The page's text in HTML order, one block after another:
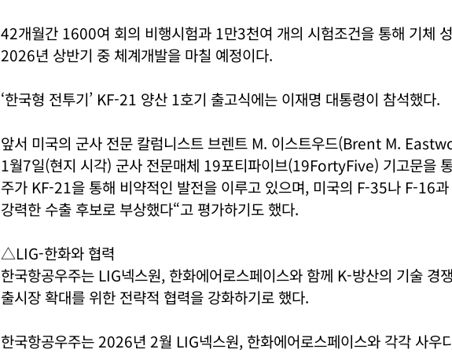
42개월간 1600여 회의 비행시험과 1만3천여 개의 시험조건을 통해 기체
2026년 상반기 중 체계개발을 마칠 예정이다.
‘한국형 전투기’ KF-21 양산 1호기 출고식에는 이재명 대통령이 참석했다.
앞서 미국의 군사 전문 칼럼니스트 브렌트 M. 이스트우드(Brent M.
1월7일(현지 시각) 군사 전문매체 19포티파이브(19FortyFive) 기고문을
주가 KF-21을 통해 비약적인 발전을 이루고 있으며, 미국의 F-35나 F-16
강력한 수출 후보로 부상했다“고 평가하기도 했다.
△LIG-한화와 협력
한국항공우주는 LIG넥스원, 한화에어로스페이스와 함께 K-방산의 기술 경
출시장 확대를 위한 전략적 협력을 강화하기로 했다.
한국항공우주는 2026년 2월 LIG넥스원, 한화에어로스페이스와 각각 사우